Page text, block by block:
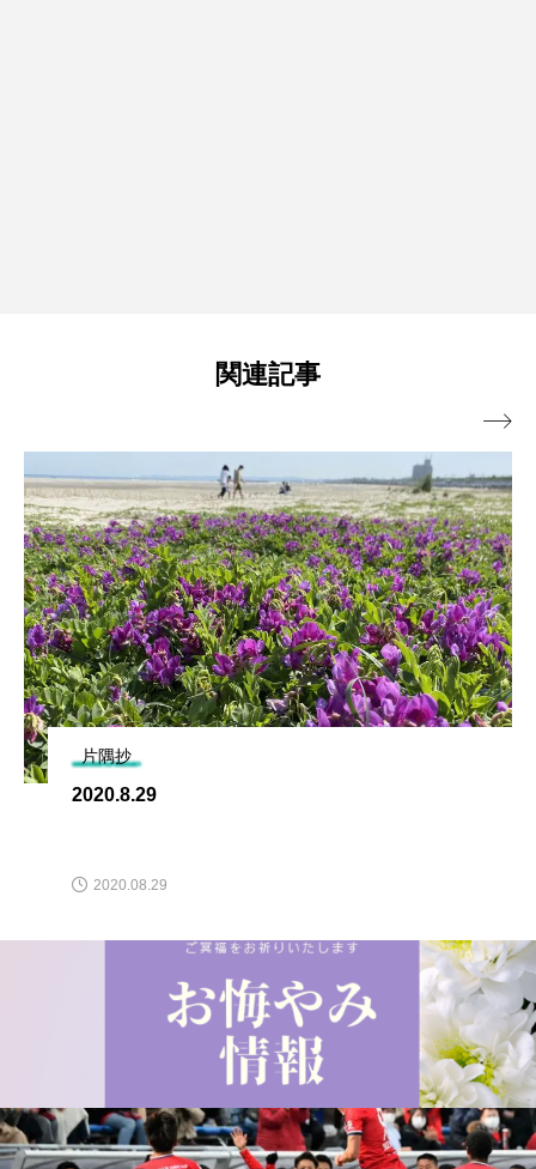
関連記事
片隅抄
2020.8.29
2020.08.29
